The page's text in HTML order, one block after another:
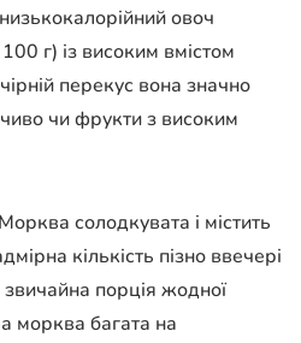
овоч
г) із високим вмістом
перекус вона значно
чи фрукти з високим
солодкувата і містить
кількість пізно ввечері
порція жодної
морква багата на